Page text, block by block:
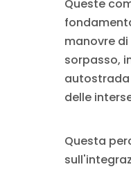
Queste
manovre
sorpasso,
autostrada
delle
Questa